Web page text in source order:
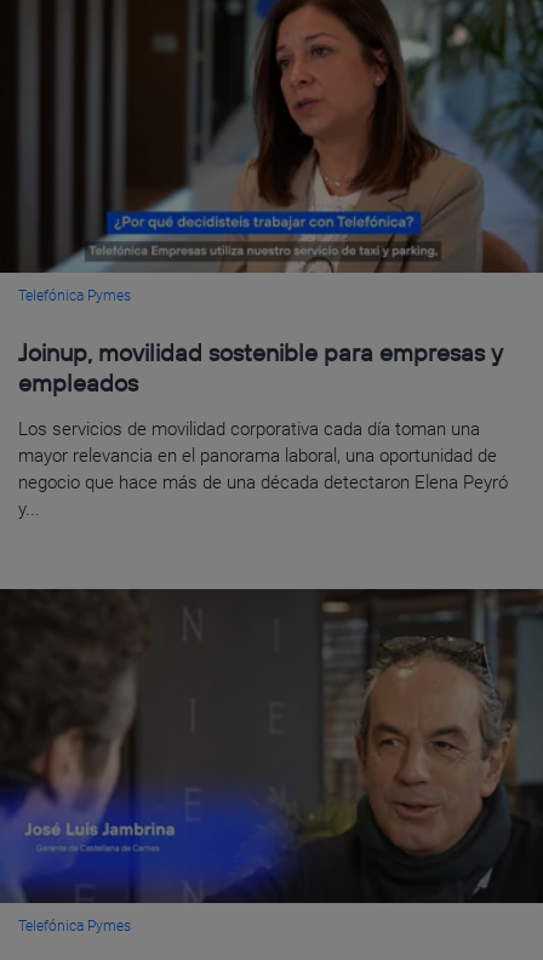
Telefónica Pymes
Joinup, movilidad sostenible para empresas y
empleados
Los servicios de movilidad corporativa cada día toman una
mayor relevancia en el panorama laboral, una oportunidad de
negocio que hace más de una década detectaron Elena Peyró
y...
Telefónica Pymes